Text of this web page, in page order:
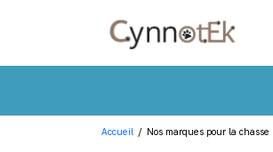
Accueil / Nos marques pour la chasse